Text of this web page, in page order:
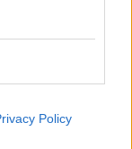
Policy